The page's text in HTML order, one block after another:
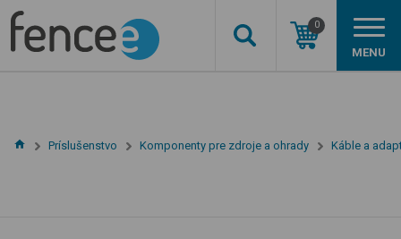
0
MENU
Príslušenstvo Komponenty pre zdroje a ohrady Káble a